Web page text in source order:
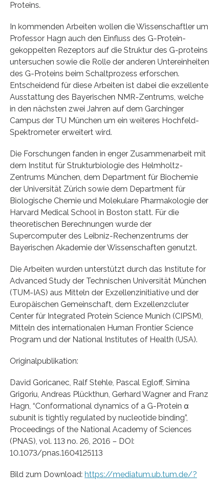
Proteins.
In kommenden Arbeiten wollen die Wissenschaftler um
Professor Hagn auch den Einfluss des G-Protein-
gekoppelten Rezeptors auf die Struktur des G-proteins
untersuchen sowie die Rolle der anderen Untereinheiten
des G-Proteins beim Schaltprozess erforschen.
Entscheidend für diese Arbeiten ist dabei die exzellente
Ausstattung des Bayerischen NMR-Zentrums, welche
in den nächsten zwei Jahren auf dem Garchinger
Campus der TU München um ein weiteres Hochfeld-
Spektrometer erweitert wird.
Die Forschungen fanden in enger Zusammenarbeit mit
dem Institut für Strukturbiologie des Helmholtz-
Zentrums München, dem Department für Biochemie
der Universität Zürich sowie dem Department für
Biologische Chemie und Molekulare Pharmakologie der
Harvard Medical School in Boston statt. Für die
theoretischen Berechnungen wurde der
Supercomputer des Leibniz-Rechenzentrums der
Bayerischen Akademie der Wissenschaften genutzt.
Die Arbeiten wurden unterstützt durch das Institute for
Advanced Study der Technischen Universität München
(TUM-IAS) aus Mitteln der Exzellenzinitiative und der
Europäischen Gemeinschaft, dem Exzellenzcluter
Center für Integrated Protein Science Munich (CIPSM),
Mitteln des internationalen Human Frontier Science
Program und der National Institutes of Health (USA).
Originalpublikation:
David Goricanec, Ralf Stehle, Pascal Egloff, Simina
Grigoriu, Andreas Plückthun, Gerhard Wagner and Franz
Hagn, “Conformational dynamics of a G-Protein α
subunit is tightly regulated by nucleotide binding”,
Proceedings of the National Academy of Sciences
(PNAS), vol. 113 no. 26, 2016 – DOI:
10.1073/pnas.1604125113
Bild zum Download: https://mediatum.ub.tum.de/?